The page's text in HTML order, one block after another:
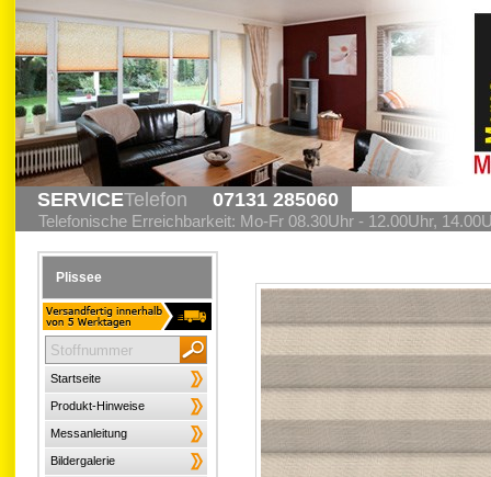
SERVICETelefon 07131 285060
Telefonische Erreichbarkeit: Mo-Fr 08.30Uhr - 12.00Uhr,
Plissee
Startseite
Produkt-Hinweise
Messanleitung
Bildergalerie